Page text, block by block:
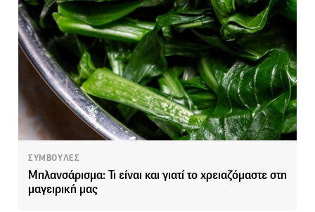
ΣΥΜΒΟΥΛΕΣ
Μπλανσάρισμα: Τι είναι και γιατί το χρειαζόμαστε στη
μαγειρική μας